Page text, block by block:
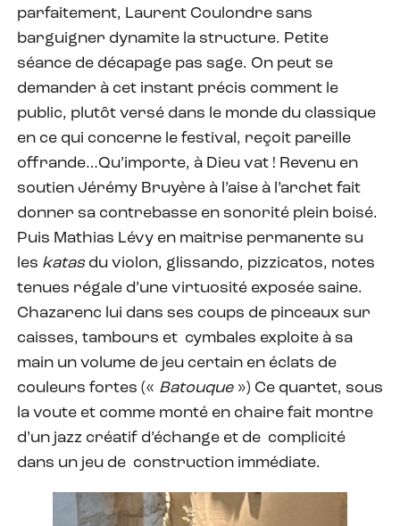
parfaitement, Laurent Coulondre sans
barguigner dynamite la structure. Petite
séance de décapage pas sage. On peut se
demander à cet instant précis comment le
public, plutôt versé dans le monde du classique
en ce qui concerne le festival, reçoit pareille
offrande…Qu’importe, à Dieu vat ! Revenu en
soutien Jérémy Bruyère à l’aise à l’archet fait
donner sa contrebasse en sonorité plein boisé.
Puis Mathias Lévy en maitrise permanente su
les katasdu violon, glissando, pizzicatos, notes
tenues régale d’une virtuosité exposée saine.
Chazarenc lui dans ses coups de pinceaux sur
caisses, tambours et cymbales exploite à sa
main un volume de jeu certain en éclats de
couleurs fortes (« Batouque ») Ce quartet, sous
la voute et comme monté en chaire fait montre
d’un jazz créatif d’échange et de complicité
dans un jeu de construction immédiate.